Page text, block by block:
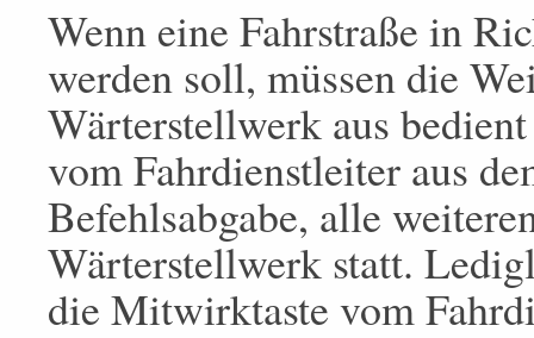
Wenn eine Fahrstraße in
werden soll, müssen die
Wärterstellwerk aus
vom Fahrdienstleiter aus
Befehlsabgabe, alle
Wärterstellwerk statt.
die Mitwirktaste vom